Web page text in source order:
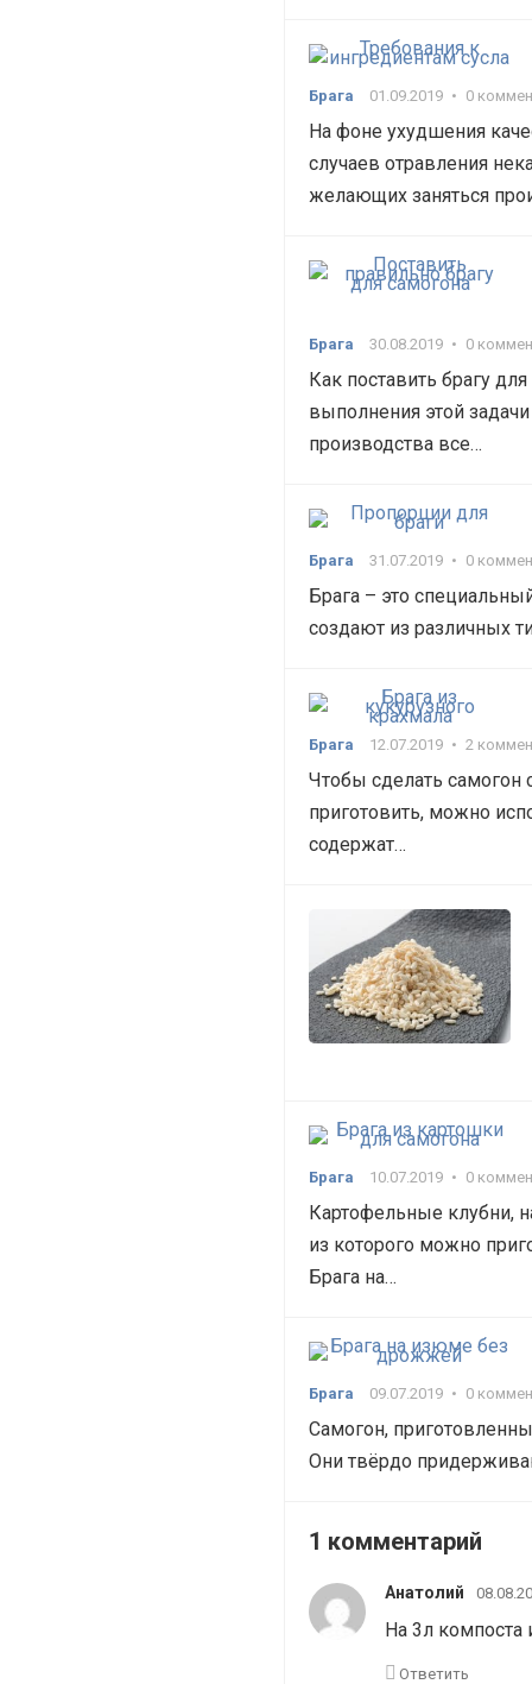
Брага 01.09.2019 • 0
На фоне ухудшения
случаев отравления
желающих заняться
Брага 30.08.2019 • 0
Как поставить брагу
выполнения этой
производства все…
Брага 31.07.2019 • 0
Брага – это
создают из различных
Брага 12.07.2019 • 2
Чтобы сделать
приготовить, можно
содержат…
Брага 10.07.2019 • 0
Картофельные клубни,
из которого можно
Брага на…
Брага 09.07.2019 • 0
Самогон,
Они твёрдо
1 комментарий
Анатолий
На 3л компоста
Ответить